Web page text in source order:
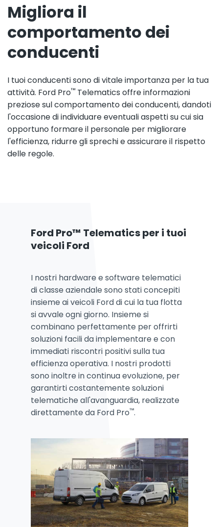
Migliora il
comportamento dei
conducenti
I tuoi conducenti sono di vitale importanza per la tua
attività. Ford Pro™ Telematics offre informazioni
preziose sul comportamento dei conducenti, dandoti
l'occasione di individuare eventuali aspetti su cui sia
opportuno formare il personale per migliorare
l'efficienza, ridurre gli sprechi e assicurare il rispetto
delle regole.
Ford Pro™ Telematics per i tuoi
veicoli Ford
I nostri hardware e software telematici
di classe aziendale sono stati concepiti
insieme ai veicoli Ford di cui la tua flotta
si avvale ogni giorno. Insieme si
combinano perfettamente per offrirti
soluzioni facili da implementare e con
immediati riscontri positivi sulla tua
efficienza operativa. I nostri prodotti
sono inoltre in continua evoluzione, per
garantirti costantemente soluzioni
telematiche all'avanguardia, realizzate
direttamente da Ford Pro™.